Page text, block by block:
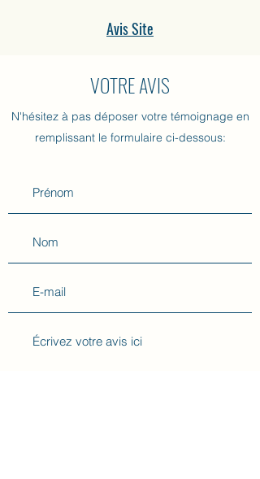
Avis Site
VOTRE AVIS
N'hésitez à pas déposer votre témoignage en
remplissant le formulaire ci-dessous: